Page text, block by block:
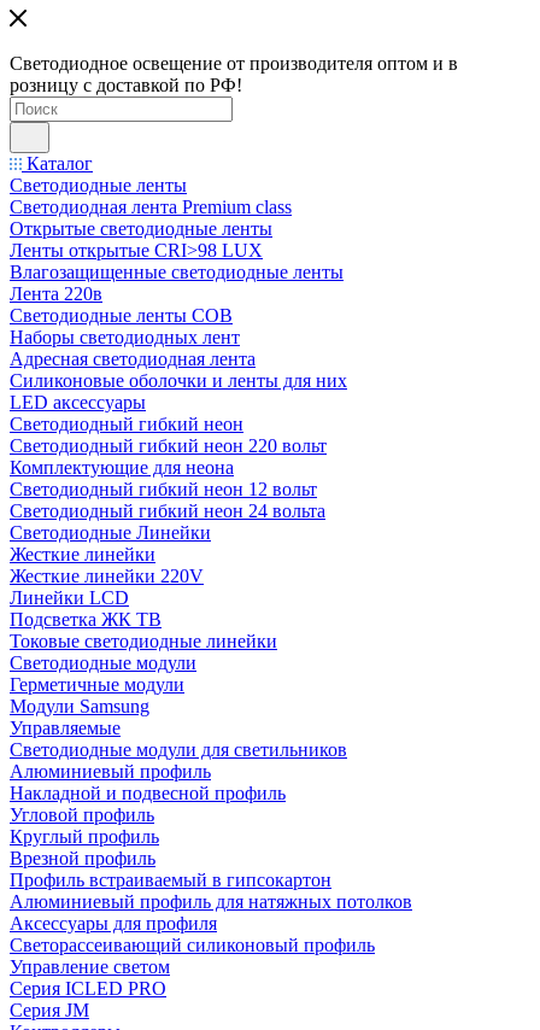
Светодиодное освещение от производителя оптом и в
розницу с доставкой по РФ!
Каталог
Светодиодные ленты
Светодиодная лента Premium class
Открытые светодиодные ленты
Ленты открытые CRI>98 LUX
Влагозащищенные светодиодные ленты
Лента 220в
Светодиодные ленты COB
Наборы светодиодных лент
Адресная светодиодная лента
Силиконовые оболочки и ленты для них
LED аксессуары
Светодиодный гибкий неон
Светодиодный гибкий неон 220 вольт
Комплектующие для неона
Светодиодный гибкий неон 12 вольт
Светодиодный гибкий неон 24 вольта
Светодиодные Линейки
Жесткие линейки
Жесткие линейки 220V
Линейки LCD
Подсветка ЖК ТВ
Токовые светодиодные линейки
Светодиодные модули
Герметичные модули
Модули Samsung
Управляемые
Светодиодные модули для светильников
Алюминиевый профиль
Накладной и подвесной профиль
Угловой профиль
Круглый профиль
Врезной профиль
Профиль встраиваемый в гипсокартон
Алюминиевый профиль для натяжных потолков
Аксессуары для профиля
Светорассеивающий силиконовый профиль
Управление светом
Серия ICLED PRO
Серия JM